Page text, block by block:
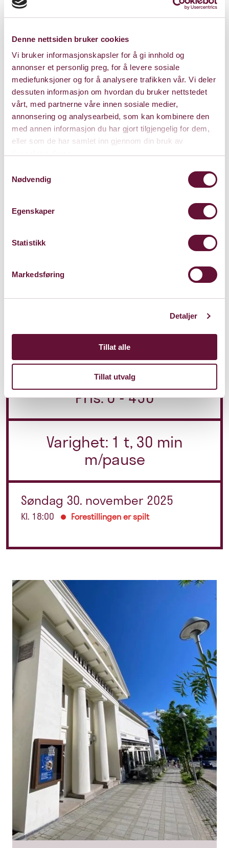
Denne nettsiden bruker cookies
Vi bruker informasjonskapsler for å gi innhold og
annonser et personlig preg, for å levere sosiale
mediefunksjoner og for å analysere trafikken vår. Vi deler
dessuten informasjon om hvordan du bruker nettstedet
vårt, med partnerne våre innen sosiale medier,
annonsering og analysearbeid, som kan kombinere den
med annen informasjon du har gjort tilgjengelig for dem,
eller som de har samlet inn gjennom din bruk av
Nødvendig
Egenskaper
Statistikk
Markedsføring
Detaljer
Tillat alle
Tillat utvalg
Valkyrien Allstars, Øivind Blunck, Bjørn Eidsvåg osv.
Eckhard Baur (født 1965 i Tyskland)
er en tysk jazztrompetist, komponist og orkesterleder
bosatt i Norge siden 199. Han har sin utdannelse i
jazzmusikk fra musikkakademiet i Köln og
musikkonservatoriet i Mainz. Etter endt utdannelse var
han med i en rekke band i Tyskland og Sveits, og delte i
1989 utmerkelsen «beste unge jazzgruppe i Baden-
Württemberg» med kvintetten «Cornichon». Han var
kapellmester for TV 2sserieSkal vi danse i perioden
Universitetet i Oslo, Institutt for musikkvitenskap, i
tillegg til å jobbe som frilansmusiker, orkesterleder,
Velkommen til konsert!
Mer info om konserten
Pris: 0 - 450
Varighet: 1 t, 30 min
m/pause
Søndag 30. november 2025
Kl. 18:00 Forestillingen er spilt